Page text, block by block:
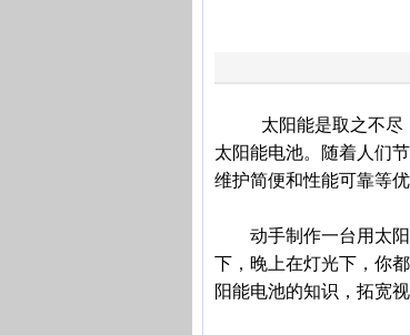
太阳能是取之不尽，
太阳能电池。随着人们
维护简便和性能可靠等
动手制作一台用太阳
下，晚上在灯光下，你
阳能电池的知识，拓宽